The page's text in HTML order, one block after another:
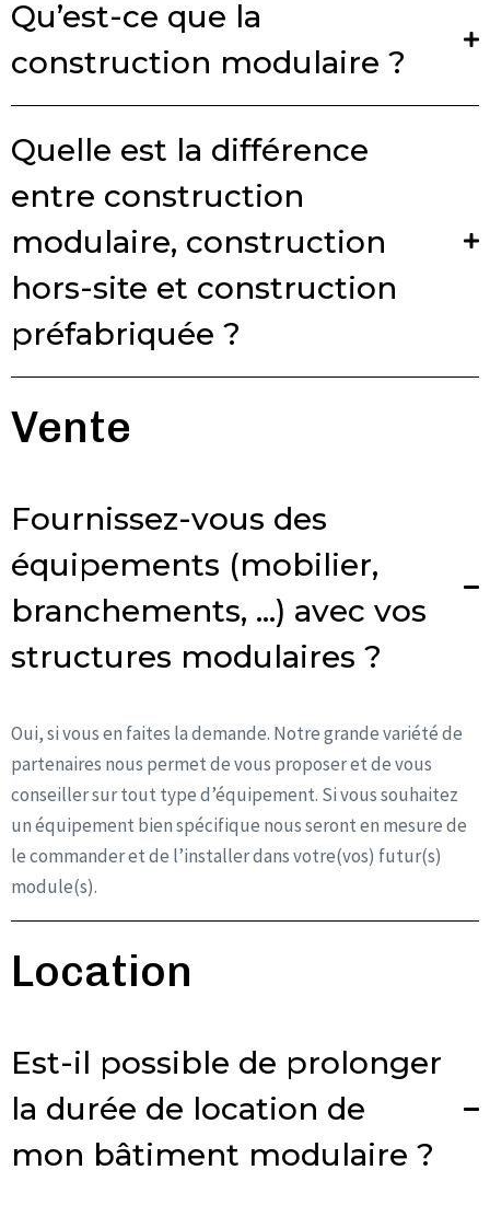
Qu’est-ce que la
construction modulaire ?
Quelle est la différence
entre construction
modulaire, construction
hors-site et construction
préfabriquée ?
Vente
Fournissez-vous des
équipements (mobilier,
branchements, …) avec vos
structures modulaires ?
Oui, si vous en faites la demande. Notre grande variété de
partenaires nous permet de vous proposer et de vous
conseiller sur tout type d’équipement. Si vous souhaitez
un équipement bien spécifique nous seront en mesure de
le commander et de l’installer dans votre(vos) futur(s)
module(s).
Location
Est-il possible de prolonger
la durée de location de
mon bâtiment modulaire ?